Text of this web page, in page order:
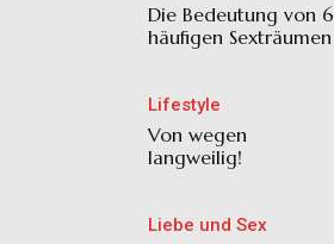
Die Bedeutung von 6
häufigen Sexträumen
Lifestyle
Von wegen
langweilig!
Liebe und Sex